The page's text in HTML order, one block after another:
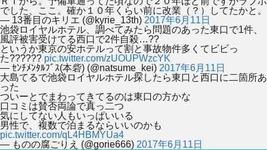
でした、ここ。確か１０年くらい前に改業（？）してたかと。
— 13番目のキリエ (@kyrie_13th) 2017年6月11日
池袋ロイヤルホテル、調べてみたら問題のあった東口で1件、
風評被害受けてる西口で2件自殺…??
というか東京の安ホテルって割と事故物件多くてビビっ
た?????? pic.twitter.com/zUOUPWzcYK
— ｾﾝﾁﾒﾝﾀﾙﾌﾞｽ(本砦) (@natsume_kei) 2017年6月11日
大島てるで池袋ロイヤルホテル探したら東口と西口に二箇所あ
った
ついーとでまわってきてるのは東口の方かな
口コミは賛否両論で真っ二つ
気にしてない人もいっぱいいる
男性で、複数で泊まるならいいのかも
pic.twitter.com/qL4HBMYUa4
— ものの腐ごりえ (@gorie666) 2017年6月11日